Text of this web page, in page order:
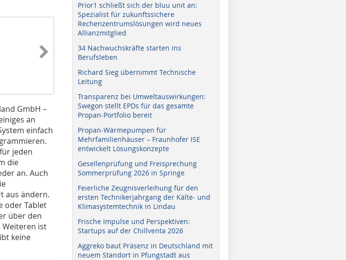
GmbH –
an
einfach
jeden
die
an. Auch
aus ändern.
oder Tablet
über den
Weiteren ist
keine
Prior1 schließt sich der bluu unit an:
Spezialist für zukunftssichere
Rechenzentrumslösungen wird neues
Allianzmitglied
34 Nachwuchskräfte starten ins
Berufsleben
Richard Sieg übernimmt Technische
Leitung
Transparenz bei Umweltauswirkungen:
Swegon stellt EPDs für das gesamte
Propan-Portfolio bereit
Propan-Wärmepumpen für
Mehrfamilienhäuser – Fraunhofer ISE
entwickelt Lösungskonzepte
Gesellenprüfung und Freisprechung
Sommerprüfung 2026 in Springe
Feierliche Zeugnisverleihung für den
ersten Technikerjahrgang der Kälte- und
Klimasystemtechnik in Lindau
Frische Impulse und Perspektiven:
Startups auf der Chillventa 2026
Aggreko baut Präsenz in Deutschland mit
neuem Standort in Pfungstadt aus